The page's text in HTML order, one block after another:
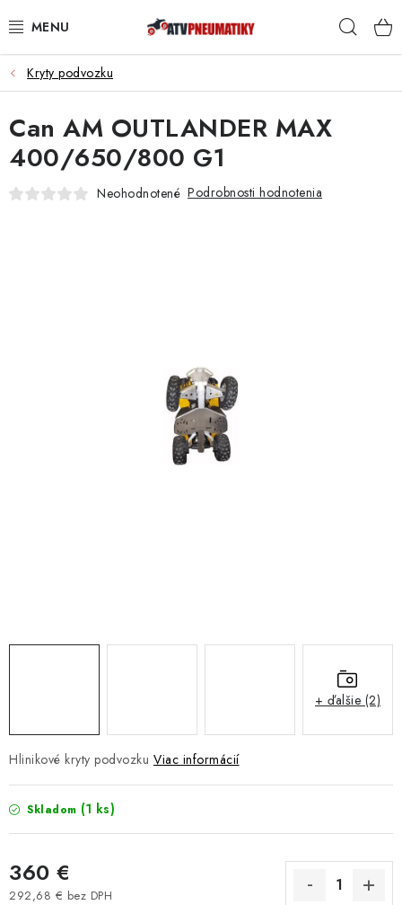
na
PNEUMATIKY
DISKY
ROZŠIROVACIE PODLOŽKY
NAVIJAKY COME UP WARN
ŠTVORKOLKY
AKCIA
Kryty podvozku
Hlinikové kryty podvozku Viac informácií
Skladom (1 ks)
360 €
292,68 € bez DPH
Can AM OUTLANDER MAX
400/650/800 G1
Neohodnotené Podrobnosti hodnotenia
+ ďalšie (2)